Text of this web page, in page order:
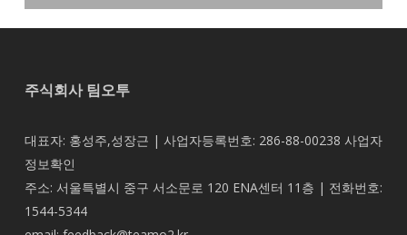
주식회사 팀오투
대표자: 홍성주,성장근 | 사업자등록번호: 286-88-00238 사업자
정보확인
주소: 서울특별시 중구 서소문로 120 ENA센터 11층 | 전화번호:
1544-5344